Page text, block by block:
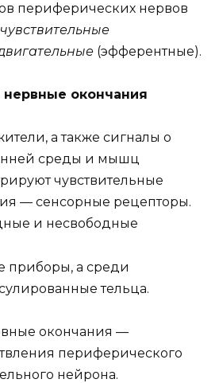
периферических нервов
чувствительные
(эфферентные).
окончания
а также сигналы о
среды и мышц
чувствительные
— сенсорные рецепторы.
и несвободные
а среди
тельца.
окончания —
периферического
нейрона.